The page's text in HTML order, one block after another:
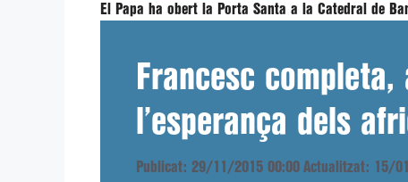
El Papa ha obert la Porta Santa a la Catedral de
Francesc
l’esperança dels
Publicat: 29/11/2015 00:00 Actualitzat: 15/